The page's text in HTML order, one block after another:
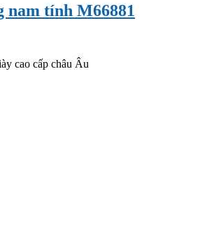
nam tính M66881
cao cấp châu Âu